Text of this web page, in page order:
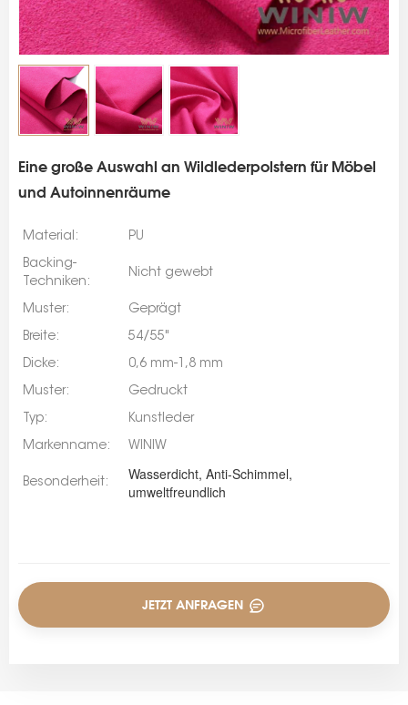
Eine große Auswahl an Wildlederpolstern für Möbel
und Autoinnenräume
Material: PU
Backing-
Techniken:
Nicht gewebt
Muster: Geprägt
Breite: 54/55"
Dicke: 0,6 mm-1,8 mm
Muster: Gedruckt
Typ: Kunstleder
Markenname: WINIW
Besonderheit:
Wasserdicht, Anti-Schimmel,
umweltfreundlich
JETZT ANFRAGEN